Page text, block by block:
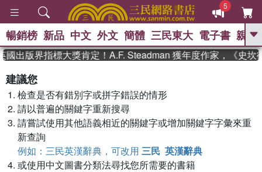
5
GO
繡 、 暑期推薦
李登輝時代
、 偉大的迷走神經 、 如果歷史是一
、
暢銷榜 新品 中文 外文 簡體 三民東大 電子書 親子
國出版界指標大獎肯定！A.F. Steadman 獲年度作家，《史坎
建議您
檢查是否有錯別字或拼字錯誤的情形
請以普遍的關鍵字重新搜尋
請嘗試使用其他語義相近的關鍵字或增加關鍵字字彙來重
新查詢
例如：三民英漢辭典，可改用 三民 英漢辭典
或使用中文圖書分類法尋找您所需要的書籍